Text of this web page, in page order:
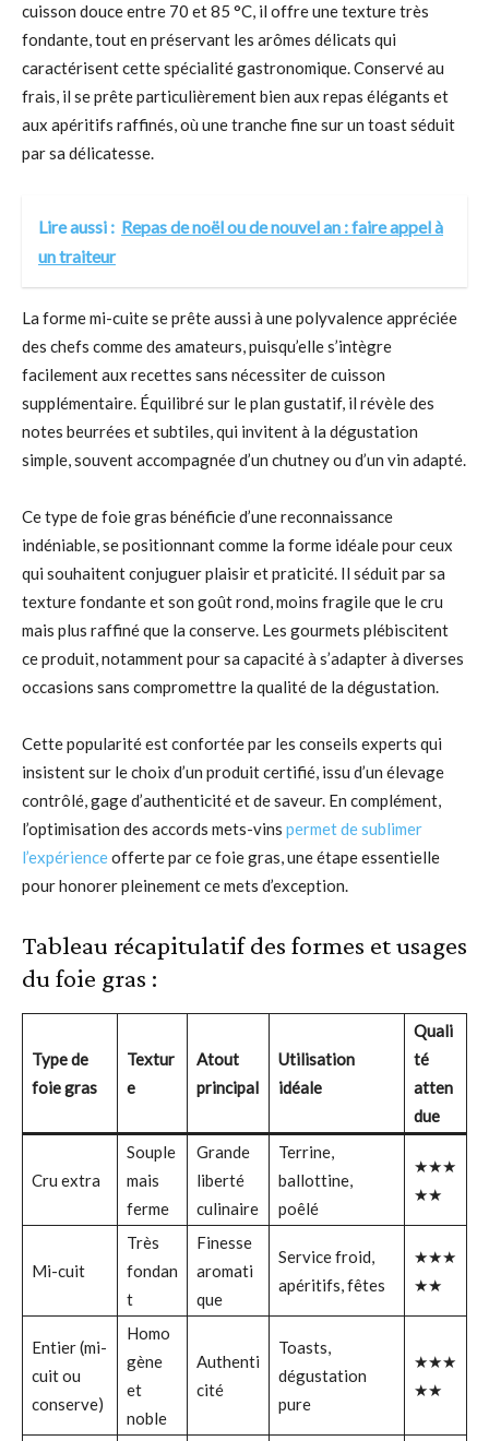
cuisson douce entre 70 et 85 °C, il offre une texture très
fondante, tout en préservant les arômes délicats qui
caractérisent cette spécialité gastronomique. Conservé au
frais, il se prête particulièrement bien aux repas élégants et
aux apéritifs raffinés, où une tranche fine sur un toast séduit
par sa délicatesse.
Lire aussi : Repas de noël ou de nouvel an : faire appel à
un traiteur
La forme mi-cuite se prête aussi à une polyvalence appréciée
des chefs comme des amateurs, puisqu’elle s’intègre
facilement aux recettes sans nécessiter de cuisson
supplémentaire. Équilibré sur le plan gustatif, il révèle des
notes beurrées et subtiles, qui invitent à la dégustation
simple, souvent accompagnée d’un chutney ou d’un vin adapté.
Ce type de foie gras bénéficie d’une reconnaissance
indéniable, se positionnant comme la forme idéale pour ceux
qui souhaitent conjuguer plaisir et praticité. Il séduit par sa
texture fondante et son goût rond, moins fragile que le cru
mais plus raffiné que la conserve. Les gourmets plébiscitent
ce produit, notamment pour sa capacité à s’adapter à diverses
occasions sans compromettre la qualité de la dégustation.
Cette popularité est confortée par les conseils experts qui
insistent sur le choix d’un produit certifié, issu d’un élevage
contrôlé, gage d’authenticité et de saveur. En complément,
l’optimisation des accords mets-vins permet de sublimer
l’expérienceofferte par ce foie gras, une étape essentielle
pour honorer pleinement ce mets d’exception.
Tableau récapitulatif des formes et usages
du foie gras :
Type de
foie gras
Textur
e
Atout
principal
Utilisation
idéale
Quali
té
atten
due
Cru extra
Souple
mais
ferme
Grande
liberté
culinaire
Terrine,
ballottine,
poêlé
★★★
★★
Mi-cuit
Très
fondan
t
Finesse
aromati
que
Service froid,
apéritifs, fêtes
★★★
★★
Entier (mi-
cuit ou
conserve)
Homo
gène
et
noble
Authenti
cité
Toasts,
dégustation
pure
★★★
★★